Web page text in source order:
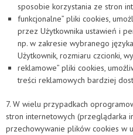
sposobie korzystania ze stron
funkcjonalne” pliki cookies,
przez Użytkownika ustawień i
np. w zakresie wybranego
Użytkownik, rozmiaru czcionki,
reklamowe” pliki cookies,
treści reklamowych bardziej
7. W wielu przypadkach
stron internetowych (przeglądarka
przechowywanie plików cookies w